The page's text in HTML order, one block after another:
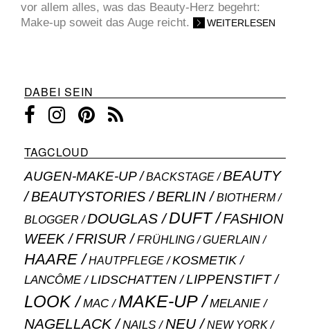
vor allem alles, was das Beauty-Herz begehrt:
Make-up soweit das Auge reicht.
WEITERLESEN
DABEI SEIN
TAGCLOUD
AUGEN-MAKE-UP BACKSTAGE BEAUTY
BEAUTYSTORIES BERLIN
BIOTHERM
BLOGGER
DOUGLAS DUFT
FASHION
WEEK
FRISUR FRÜHLING GUERLAIN
HAARE HAUTPFLEGE
KOSMETIK
LANCÔME
LIDSCHATTEN LIPPENSTIFT
LOOK MAC MAKE-UP MELANIE
NAGELLACK NAILS NEU NEW YORK